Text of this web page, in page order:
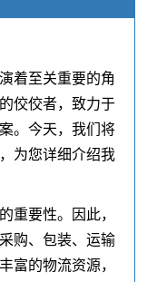
着至关重要的角
佼佼者，致力于
。今天，我们将
为您详细介绍我
重要性。因此，
购、包装、运输
富的物流资源，